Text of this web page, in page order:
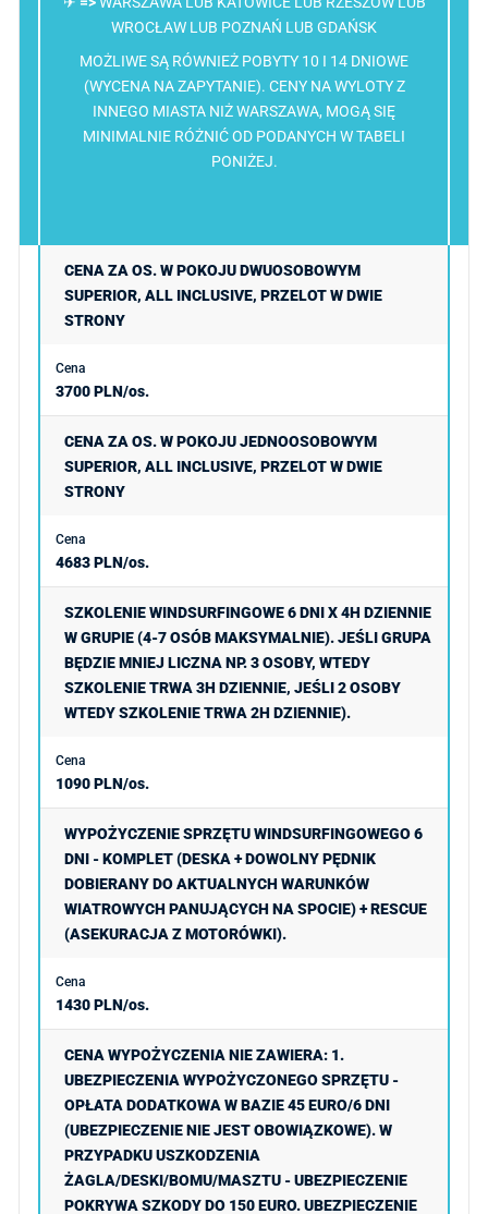
WROCŁAW LUB POZNAŃ LUB GDAŃSK
MOŻLIWE SĄ RÓWNIEŻ POBYTY 10 I 14 DNIOWE
(WYCENA NA ZAPYTANIE). CENY NA WYLOTY Z
INNEGO MIASTA NIŻ WARSZAWA, MOGĄ SIĘ
MINIMALNIE RÓŻNIĆ OD PODANYCH W TABELI
PONIŻEJ.
CENA ZA OS. W POKOJU DWUOSOBOWYM
SUPERIOR, ALL INCLUSIVE, PRZELOT W DWIE
STRONY
3700 PLN/os.
CENA ZA OS. W POKOJU JEDNOOSOBOWYM
SUPERIOR, ALL INCLUSIVE, PRZELOT W DWIE
STRONY
4683 PLN/os.
SZKOLENIE WINDSURFINGOWE 6 DNI X 4H DZIENNIE
W GRUPIE (4-7 OSÓB MAKSYMALNIE). JEŚLI GRUPA
BĘDZIE MNIEJ LICZNA NP. 3 OSOBY, WTEDY
SZKOLENIE TRWA 3H DZIENNIE, JEŚLI 2 OSOBY
WTEDY SZKOLENIE TRWA 2H DZIENNIE).
1090 PLN/os.
WYPOŻYCZENIE SPRZĘTU WINDSURFINGOWEGO 6
DNI - KOMPLET (DESKA + DOWOLNY PĘDNIK
DOBIERANY DO AKTUALNYCH WARUNKÓW
WIATROWYCH PANUJĄCYCH NA SPOCIE) + RESCUE
(ASEKURACJA Z MOTORÓWKI).
1430 PLN/os.
CENA WYPOŻYCZENIA NIE ZAWIERA: 1.
UBEZPIECZENIA WYPOŻYCZONEGO SPRZĘTU -
OPŁATA DODATKOWA W BAZIE 45 EURO/6 DNI
(UBEZPIECZENIE NIE JEST OBOWIĄZKOWE). W
PRZYPADKU USZKODZENIA
ŻAGLA/DESKI/BOMU/MASZTU - UBEZPIECZENIE
POKRYWA SZKODY DO 150 EURO. UBEZPIECZENIE